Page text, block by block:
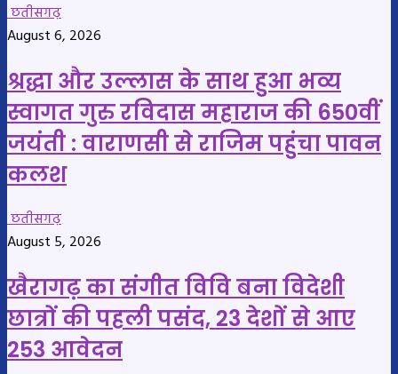
छतीसगढ़
August 6, 2026
श्रद्धा और उल्लास के साथ हुआ भव्य
स्वागत गुरु रविदास महाराज की 650वीं
जयंती : वाराणसी से राजिम पहुंचा पावन
कलश
छतीसगढ़
August 5, 2026
खैरागढ़ का संगीत विवि बना विदेशी
छात्रों की पहली पसंद, 23 देशों से आए
253 आवेदन